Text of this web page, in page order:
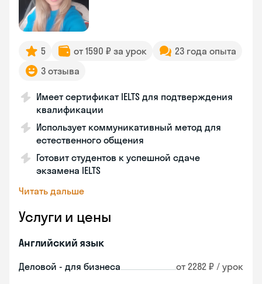
5 от 1590 ₽ за урок
23 года опыта
3 отзыва
Имеет сертификат IELTS для подтверждения
квалификации
Использует коммуникативный метод для
естественного общения
Готовит студентов к успешной сдаче
экзамена IELTS
Читать дальше
Услуги и цены
Английский язык
Деловой - для бизнеса от 2282 ₽ / урок